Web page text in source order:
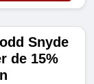
Snyde
de 15%